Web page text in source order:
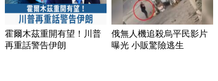
霍爾木茲重開有望！川普
再重話警告伊朗
俄無人機追殺烏平民影片
曝光 小販驚險逃生